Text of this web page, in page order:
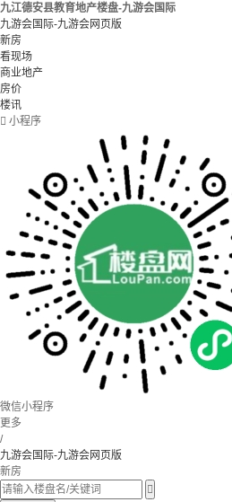
九江德安县教育地产楼盘-九游会国际
九游会国际-九游会网页版
新房
看现场
商业地产
房价
楼讯
 小程序
微信小程序
更多
/
九游会国际-九游会网页版
新房
